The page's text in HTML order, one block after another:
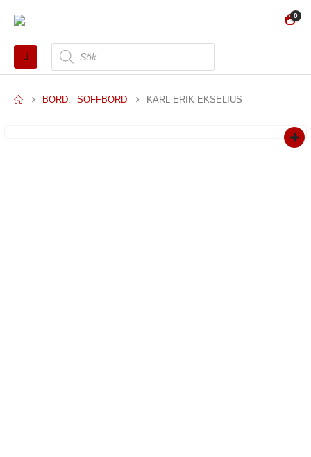
0
Produktsökning
BORD, SOFFBORD KARL ERIK EKSELIUS